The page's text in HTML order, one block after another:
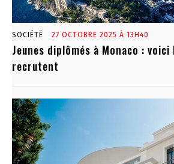
SOCIÉTÉ 27 OCTOBRE 2025 À 13H40
Jeunes diplômés à Monaco :
recrutent